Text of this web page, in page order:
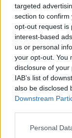
targeted
section to
opt-out request is
interest-based
us or personal
your opt-out. You
disclosure of
IAB’s list of
also be disclosed
Downstream
Please note that
Personal
Πιο αναλυτικά,
επιφάνεια του
παράγοντες,
συνδυασμό με
σημερινά
φαίνεται ότι
εποχή επίπεδα
να ξεπερνούν